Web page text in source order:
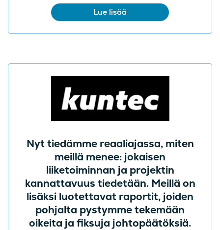
Lue lisää
Nyt tiedämme reaaliajassa, miten
meillä menee: jokaisen
liiketoiminnan ja projektin
kannattavuus tiedetään. Meillä on
lisäksi luotettavat raportit, joiden
pohjalta pystymme tekemään
oikeita ja fiksuja johtopäätöksiä.